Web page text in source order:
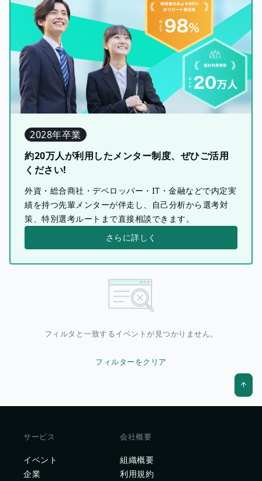
2028年卒業
約20万人が利用したメンター制度、ぜひご活用
ください!
外資・総合商社・デベロッパー・IT・金融などで内定実
績を持つ先輩メンターが伴走し、自己分析から選考対
策、特別選考ルートまで直接相談できます。
さらに詳しく
フィルタと一致するイベントが見つかりません。
フィルターをクリア
サービス
イベント
企業
会社概要
組織概要
利用規約